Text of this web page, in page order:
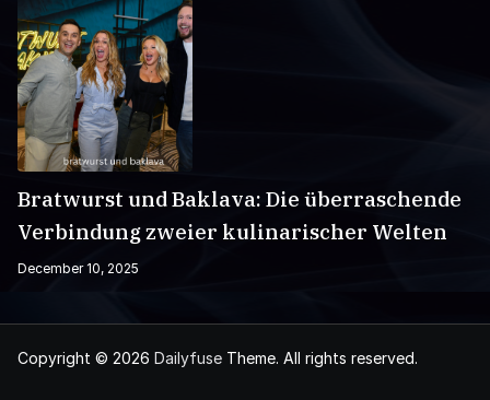
Bratwurst und Baklava: Die überraschende
Verbindung zweier kulinarischer Welten
December 10, 2025
Copyright © 2026 Dailyfuse Theme. All rights reserved.